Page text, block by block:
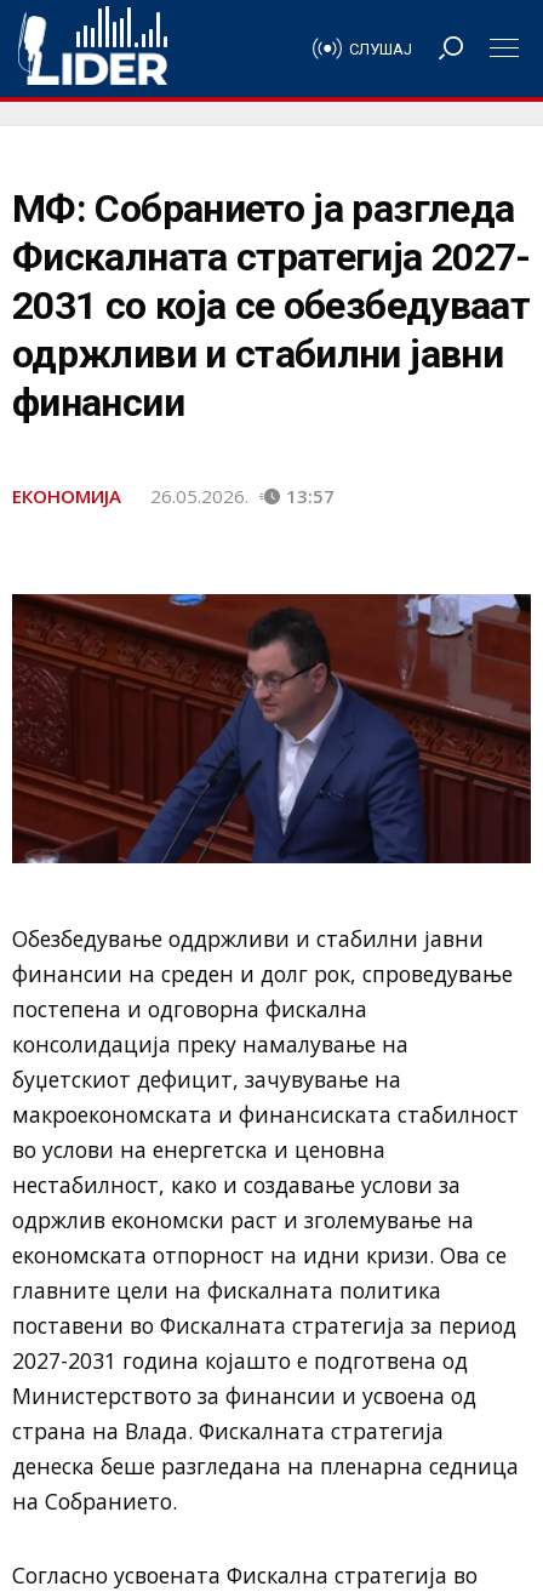
СЛУШАЈ
МФ: Собранието ја разгледа
Фискалната стратегија 2027-
2031 со која се обезбедуваат
одржливи и стабилни јавни
финансии
ЕКОНОМИЈА 26.05.2026. 13:57
Обезбедување оддржливи и стабилни јавни
финансии на среден и долг рок, спроведување
постепена и одговорна фискална
консолидација преку намалување на
буџетскиот дефицит, зачувување на
макроекономската и финансиската стабилност
во услови на енергетска и ценовна
нестабилност, како и создавање услови за
одржлив економски раст и зголемување на
економската отпорност на идни кризи. Ова се
главните цели на фискалната политика
поставени во Фискалната стратегија за период
2027-2031 година којашто е подготвена од
Министерството за финансии и усвоена од
страна на Влада. Фискалната стратегија
денеска беше разгледана на пленарна седница
на Собранието.
Согласно усвоената Фискална стратегија во